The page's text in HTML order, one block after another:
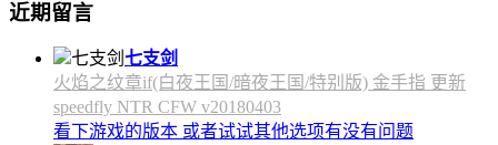
近期留言
七支剑
火焰之纹章if(白夜王国/暗夜王国/特别版) 金手指 更新
speedfly NTR CFW v20180403
看下游戏的版本 或者试试其他选项有没有问题